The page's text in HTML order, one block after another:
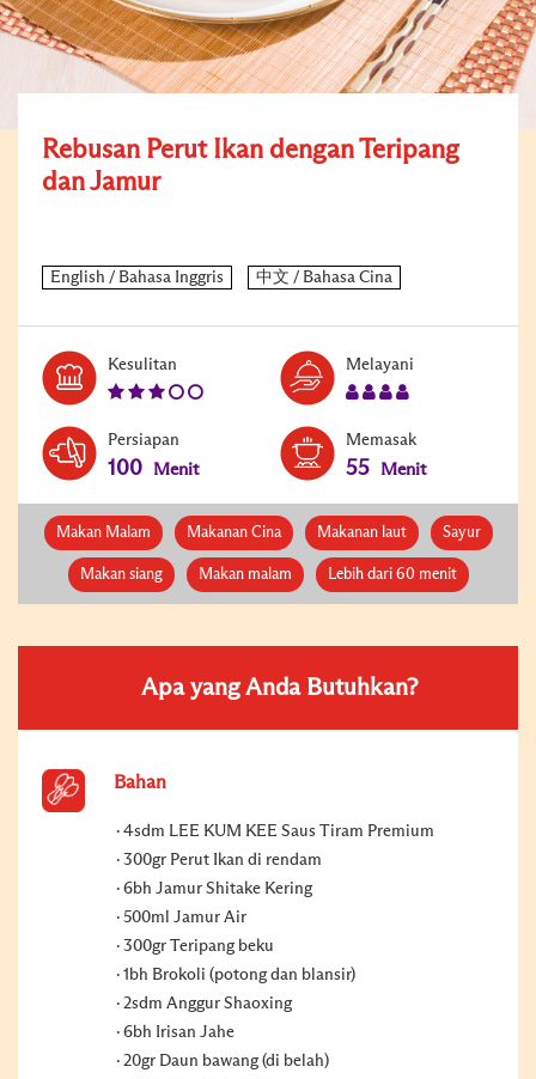
Rebusan Perut Ikan dengan Teripang
dan Jamur
Kesulitan Melayani
Persiapan
100 Menit
Memasak
55 Menit
Makan Malam Makanan Cina Makanan laut Sayur
Makan siang Makan malam Lebih dari 60 menit
Apa yang Anda Butuhkan?
Bahan
4sdm LEE KUM KEE Saus Tiram Premium
300gr Perut Ikan di rendam
6bh Jamur Shitake Kering
500ml Jamur Air
300gr Teripang beku
1bh Brokoli (potong dan blansir)
2sdm Anggur Shaoxing
6bh Irisan Jahe
20gr Daun bawang (di belah)